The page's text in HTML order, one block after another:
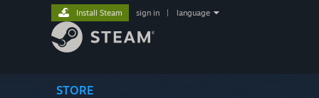
STORE
Install Steam sign in language